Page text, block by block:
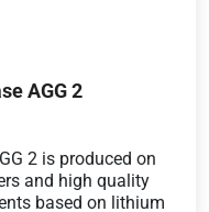
AGG 2
2 is produced on
and high quality
based on lithium